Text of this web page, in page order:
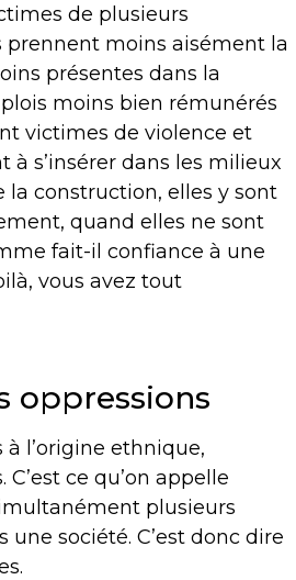
de plusieurs
prennent moins aisément la
présentes dans la
moins bien rémunérés
victimes de violence et
à s’insérer dans les milieux
la construction, elles y sont
quand elles ne sont
fait-il confiance à une
vous avez tout
oppressions
l’origine ethnique,
ce qu’on appelle
plusieurs
société. C’est donc dire